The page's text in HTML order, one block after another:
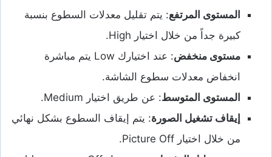
المستوى المرتفع: يتم تقليل معدلات السطوع بنسبة
كبيرة جداً من خلال اختيار High.
مستوى منخفض
: عند اختيارك Low يتم مباشرة
انخفاض معدلات سطوع الشاشة.
المستوى المتوسط: عن طريق اختيار Medium.
إيقاف تشغيل الصورة: يتم إيقاف السطوع بشكل نهائي
من خلال اختيار Picture Off.